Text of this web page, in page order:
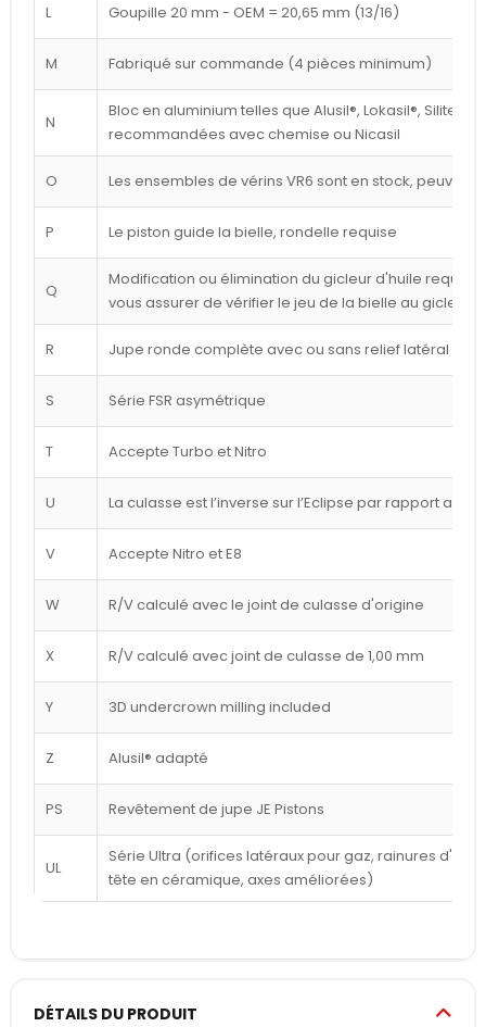
L Goupille 20 mm - OEM = 20,65 mm (13/16)
M Fabriqué sur commande (4 pièces minimum)
N
Bloc en aluminium telles que Alusil®, Lokasil®, Silitec®,
recommandées avec chemise ou Nicasil
O Les ensembles de vérins VR6 sont en stock, peuvent
P Le piston guide la bielle, rondelle requise
Q
Modification ou élimination du gicleur d'huile
vous assurer de vérifier le jeu de la bielle au gicleur
R Jupe ronde complète avec ou sans relief latéral
S Série FSR asymétrique
T Accepte Turbo et Nitro
U La culasse est l’inverse sur l’Eclipse par rapport au
V Accepte Nitro et E8
W R/V calculé avec le joint de culasse d'origine
X R/V calculé avec joint de culasse de 1,00 mm
Y 3D undercrown milling included
Z Alusil® adapté
PS Revêtement de jupe JE Pistons
UL
Série Ultra (orifices latéraux pour gaz, rainures
tête en céramique, axes améliorées)
DÉTAILS DU PRODUIT